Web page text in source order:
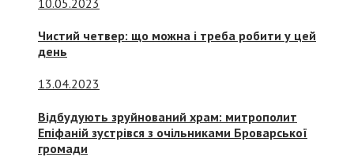
Чистий четвер: що можна і треба робити у цей
день
13.04.2023
Відбудують зруйнований храм: митрополит
Епіфаній зустрівся з очільниками Броварської
громади